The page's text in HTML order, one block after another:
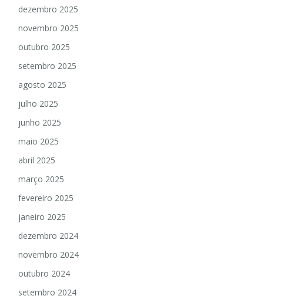
dezembro 2025
novembro 2025
outubro 2025
setembro 2025
agosto 2025
julho 2025
junho 2025
maio 2025
abril 2025
março 2025
fevereiro 2025
janeiro 2025
dezembro 2024
novembro 2024
outubro 2024
setembro 2024